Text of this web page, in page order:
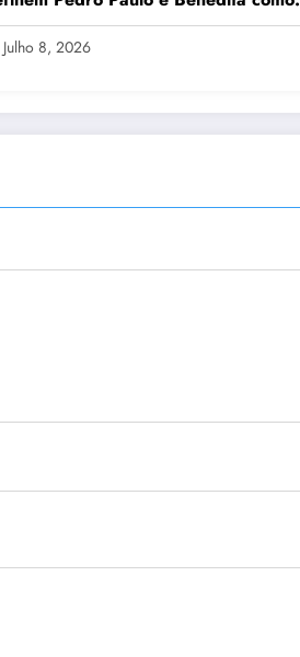
ao Senado no Rio
Julho 8, 2026